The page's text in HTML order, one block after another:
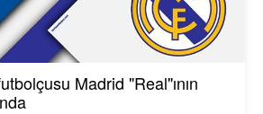
Madrid "Real"ının